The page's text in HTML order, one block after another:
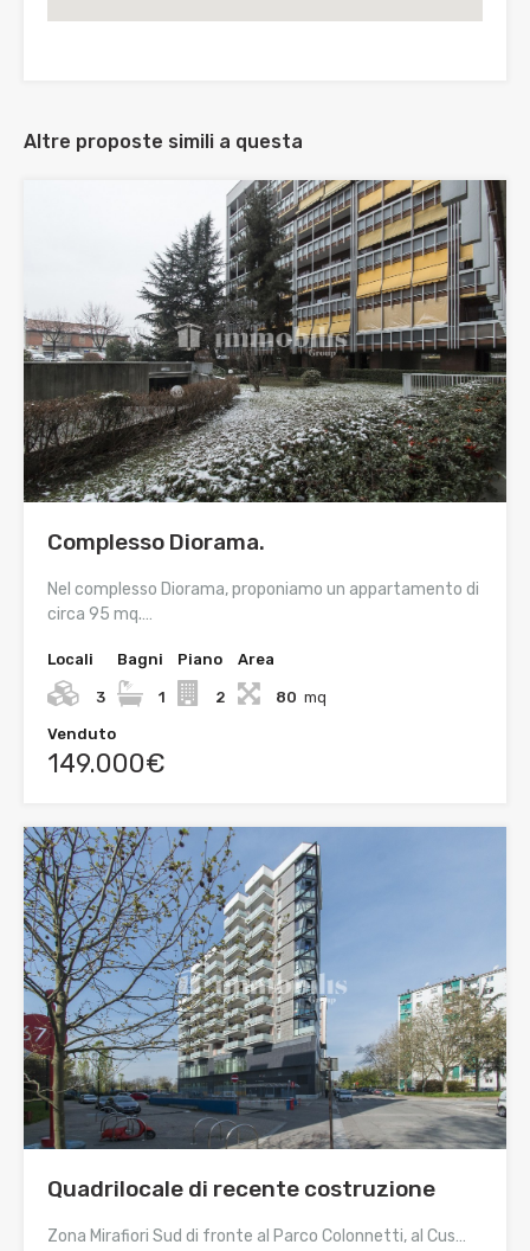
Altre proposte simili a questa
Complesso Diorama.
Nel complesso Diorama, proponiamo un appartamento di
circa 95 mq.…
Locali
3
Bagni
1
Piano
2
Area
80 mq
Venduto
149.000€
Quadrilocale di recente costruzione
Zona Mirafiori Sud di fronte al Parco Colonnetti, al Cus…